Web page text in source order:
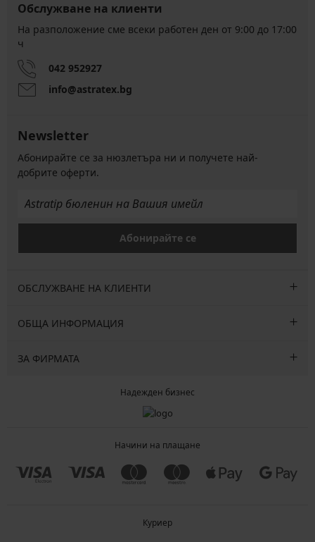
Обслужване на клиенти
На разположение сме всеки работен ден от 9:00 до 17:00
ч
042 952927
info@astratex.bg
Newsletter
Абонирайте се за нюзлетъра ни и получете най-
добрите оферти.
Абонирайте се
ОБСЛУЖВАНЕ НА КЛИЕНТИ
ОБЩА ИНФОРМАЦИЯ
ЗА ФИРМАТА
Надежден бизнес
Начини на плащане
Куриер